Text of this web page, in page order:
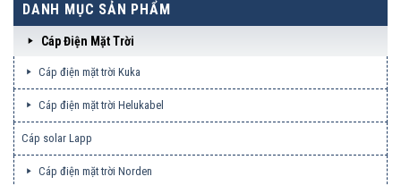
DANH MỤC SẢN PHẨM
Cáp Điện Mặt Trời
Cáp điện mặt trời Kuka
Cáp điện mặt trời Helukabel
Cáp solar Lapp
Cáp điện mặt trời Norden